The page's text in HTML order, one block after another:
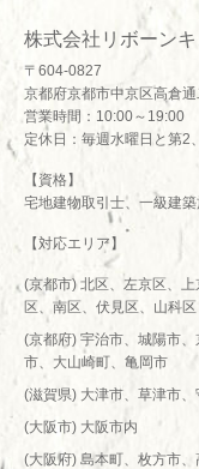
株式会社リボーン
〒604-0827
京都府京都市中京区高倉
営業時間：10:00～19:00
定休日：毎週水曜日と第2
【資格】
宅地建物取引士、一級建
【対応エリア】
(京都市) 北区、左京区、
区、南区、伏見区、山科区
(京都府) 宇治市、城陽市
市、大山崎町、亀岡市
(滋賀県) 大津市、草津市、
(大阪市) 大阪市内
(大阪府) 島本町、枚方市、